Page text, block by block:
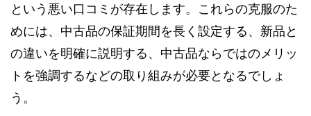
という悪い口コミが存在します。これらの克服のた
めには、中古品の保証期間を長く設定する、新品と
の違いを明確に説明する、中古品ならではのメリッ
トを強調するなどの取り組みが必要となるでしょ
う。